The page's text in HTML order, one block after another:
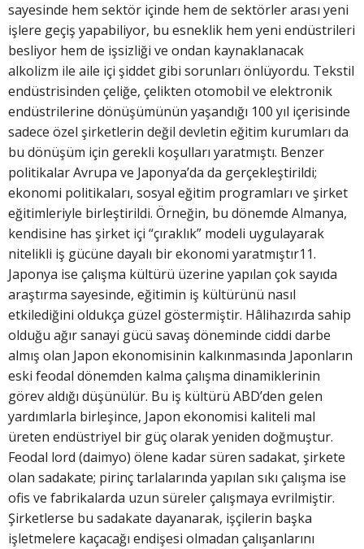
sayesinde hem sektör içinde hem de sektörler arası yeni
işlere geçiş yapabiliyor, bu esneklik hem yeni endüstrileri
besliyor hem de işsizliği ve ondan kaynaklanacak
alkolizm ile aile içi şiddet gibi sorunları önlüyordu. Tekstil
endüstrisinden çeliğe, çelikten otomobil ve elektronik
endüstrilerine dönüşümünün yaşandığı 100 yıl içerisinde
sadece özel şirketlerin değil devletin eğitim kurumları da
bu dönüşüm için gerekli koşulları yaratmıştı. Benzer
politikalar Avrupa ve Japonya’da da gerçekleştirildi;
ekonomi politikaları, sosyal eğitim programları ve şirket
eğitimleriyle birleştirildi. Örneğin, bu dönemde Almanya,
kendisine has şirket içi “çıraklık” modeli uygulayarak
nitelikli iş gücüne dayalı bir ekonomi yaratmıştır11.
Japonya ise çalışma kültürü üzerine yapılan çok sayıda
araştırma sayesinde, eğitimin iş kültürünü nasıl
etkilediğini oldukça güzel göstermiştir. Hâlihazırda sahip
olduğu ağır sanayi gücü savaş döneminde ciddi darbe
almış olan Japon ekonomisinin kalkınmasında Japonların
eski feodal dönemden kalma çalışma dinamiklerinin
görev aldığı düşünülür. Bu iş kültürü ABD’den gelen
yardımlarla birleşince, Japon ekonomisi kaliteli mal
üreten endüstriyel bir güç olarak yeniden doğmuştur.
Feodal lord (daimyo) ölene kadar süren sadakat, şirkete
olan sadakate; pirinç tarlalarında yapılan sıkı çalışma ise
ofis ve fabrikalarda uzun süreler çalışmaya evrilmiştir.
Şirketlerse bu sadakate dayanarak, işçilerin başka
işletmelere kaçacağı endişesi olmadan çalışanlarını